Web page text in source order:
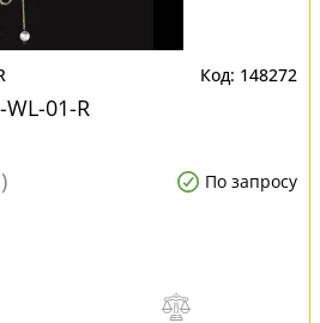
148272
01-R
По запросу